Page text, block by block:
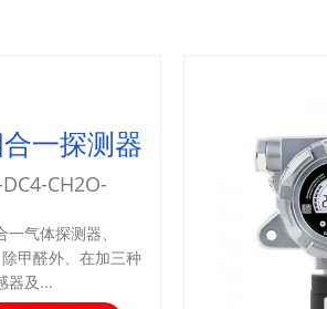
一探测器
CH2O-
气体探测器、
甲醛外、在加三种
器及...